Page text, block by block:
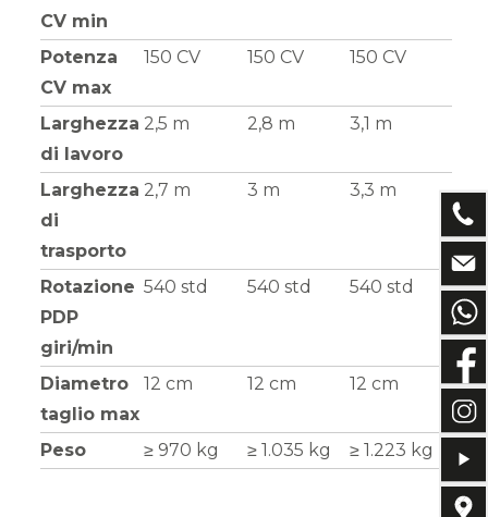
CV min
Potenza
CV max
150 CV 150 CV 150 CV
Larghezza
di lavoro
2,5 m 2,8 m 3,1 m
Larghezza
di
trasporto
2,7 m 3 m 3,3 m
Rotazione
PDP
giri/min
540 std 540 std 540 std
Diametro
taglio max
12 cm 12 cm 12 cm
Peso ≥ 970 kg ≥ 1.035 kg ≥ 1.223 kg